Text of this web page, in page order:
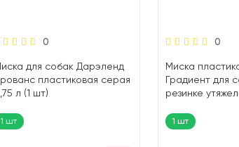
0
для собак Дарэленд
пластиковая серая
л (1 шт)
1 шт
0
Миска
Градиент для
резинке
1 шт